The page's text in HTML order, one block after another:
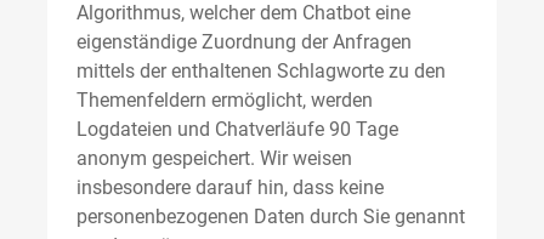
Algorithmus, welcher dem Chatbot eine
eigenständige Zuordnung der Anfragen
mittels der enthaltenen Schlagworte zu den
Themenfeldern ermöglicht, werden
Logdateien und Chatverläufe 90 Tage
anonym gespeichert. Wir weisen
insbesondere darauf hin, dass keine
personenbezogenen Daten durch Sie genannt